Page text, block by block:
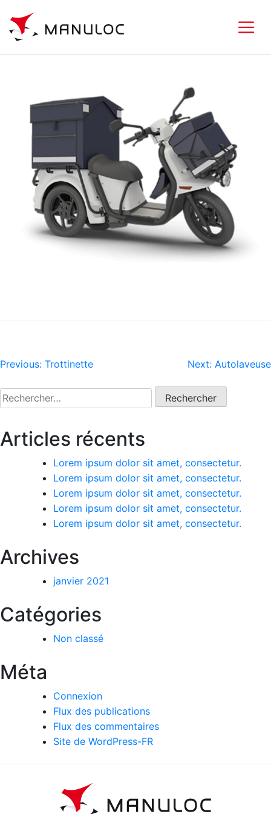
Scooter électrique
Navigation
de
l’article
Previous: Trottinette Next: Autolaveuse
Rechercher :
Articles récents
Lorem ipsum dolor sit amet, consectetur.
Lorem ipsum dolor sit amet, consectetur.
Lorem ipsum dolor sit amet, consectetur.
Lorem ipsum dolor sit amet, consectetur.
Lorem ipsum dolor sit amet, consectetur.
Archives
janvier 2021
Catégories
Non classé
Méta
Connexion
Flux des publications
Flux des commentaires
Site de WordPress-FR